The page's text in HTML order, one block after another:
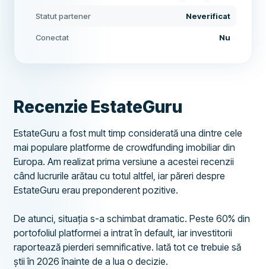
Statut partener Neverificat
Conectat Nu
Recenzie EstateGuru
EstateGuru a fost mult timp considerată una dintre cele
mai populare platforme de crowdfunding imobiliar din
Europa. Am realizat prima versiune a acestei recenzii
când lucrurile arătau cu totul altfel, iar păreri despre
EstateGuru erau preponderent pozitive.
De atunci, situația s-a schimbat dramatic. Peste 60% din
portofoliul platformei a intrat în default, iar investitorii
raportează pierderi semnificative. Iată tot ce trebuie să
știi în 2026 înainte de a lua o decizie.